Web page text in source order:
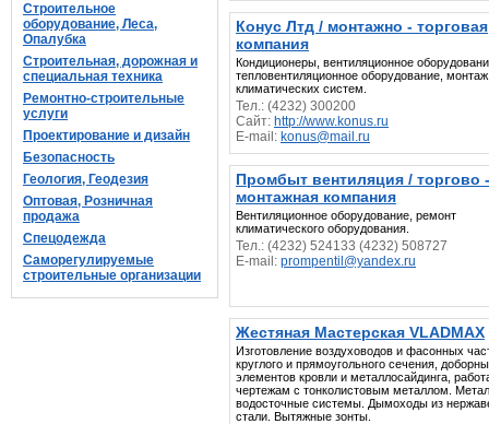
Строительное
оборудование, Леса,
Опалубка
Строительная, дорожная и
специальная техника
Ремонтно-строительные
услуги
Проектирование и дизайн
Безопасность
Геология, Геодезия
Оптовая, Розничная
продажа
Спецодежда
Саморегулируемые
строительные организации
Конус Лтд / монтажно - торговая
компания
Кондиционеры, вентиляционное
тепловентиляционное оборудование, монтаж
климатических систем.
Тел.: (4232) 300200
Сайт: http://www.konus.ru
E-mail: konus@mail.ru
Промбыт вентиляция / торгово -
монтажная компания
Вентиляционное оборудование, ремонт
климатического оборудования.
Тел.: (4232) 524133 (4232) 508727
E-mail: prompentil@yandex.ru
Жестяная Мастерская VLADMAX
Изготовление воздуховодов и фасонных
круглого и прямоугольного сечения,
элементов кровли и металлосайдинга,
чертежам с тонколистовым металлом.
водосточные системы. Дымоходы из
стали. Вытяжные зонты.